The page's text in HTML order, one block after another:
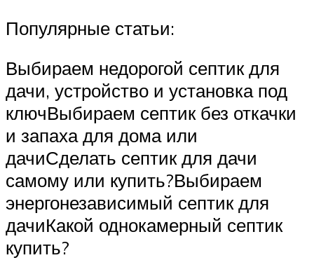
Популярные статьи:
Выбираем недорогой септик для
дачи, устройство и установка под
ключВыбираем септик без откачки
и запаха для дома или
дачиСделать септик для дачи
самому или купить?Выбираем
энергонезависимый септик для
дачиКакой однокамерный септик
купить?